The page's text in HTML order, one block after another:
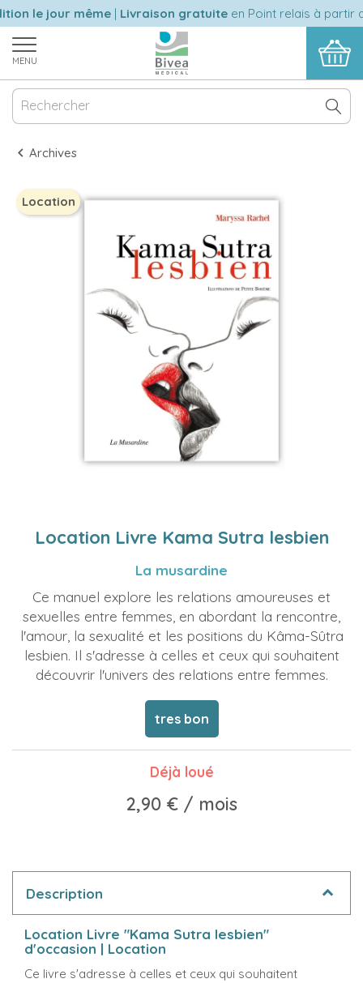
le jour même|Livraison gratuiteen Point relais à partir
MENU
Archives
Location
Location Livre Kama Sutra lesbien
La musardine
Ce manuel explore les relations amoureuses et
sexuelles entre femmes, en abordant la rencontre,
l'amour, la sexualité et les positions du Kâma-Sûtra
lesbien. Il s'adresse à celles et ceux qui souhaitent
découvrir l'univers des relations entre femmes.
tres bon
Déjà loué
2,90 €/ mois
Description
Location Livre "Kama Sutra lesbien"
d'occasion | Location
Ce livre s'adresse à celles et ceux qui souhaitent